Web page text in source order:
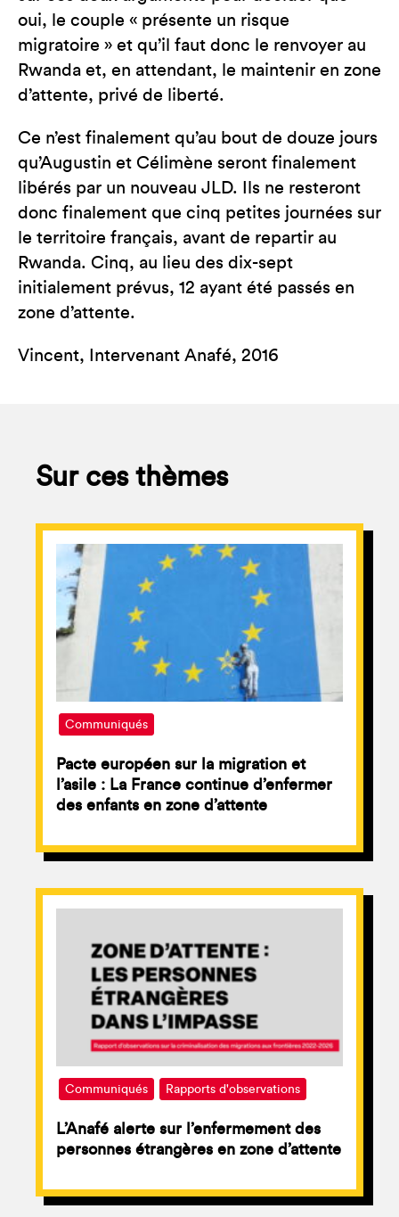
oui, le couple « présente un risque
migratoire » et qu’il faut donc le renvoyer au
Rwanda et, en attendant, le maintenir en zone
d’attente, privé de liberté.
Ce n’est finalement qu’au bout de douze jours
qu’Augustin et Célimène seront finalement
libérés par un nouveau JLD. Ils ne resteront
donc finalement que cinq petites journées sur
le territoire français, avant de repartir au
Rwanda. Cinq, au lieu des dix-sept
initialement prévus, 12 ayant été passés en
zone d’attente.
Vincent, Intervenant Anafé, 2016
Sur ces thèmes
Communiqués
Pacte européen sur la migration et
l’asile : La France continue d’enfermer
des enfants en zone d’attente
Communiqués Rapports d'observations
L’Anafé alerte sur l’enfermement des
personnes étrangères en zone d’attente